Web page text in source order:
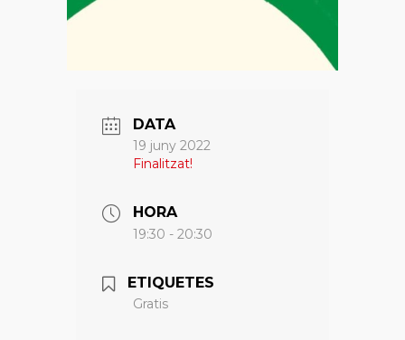
DATA
19 juny 2022
Finalitzat!
HORA
19:30 - 20:30
ETIQUETES
Gratis